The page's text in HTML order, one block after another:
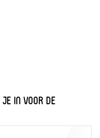
in voor de